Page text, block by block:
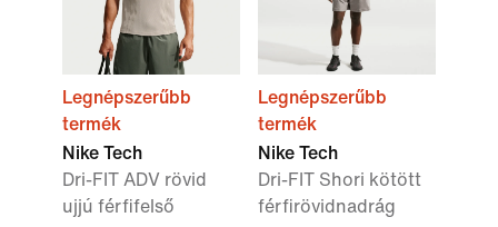
Legnépszerűbb
termék
Nike Tech
Dri-FIT ADV rövid
ujjú férfifelső
Legnépszerűbb
termék
Nike Tech
Dri-FIT Shori kötött
férfirövidnadrág